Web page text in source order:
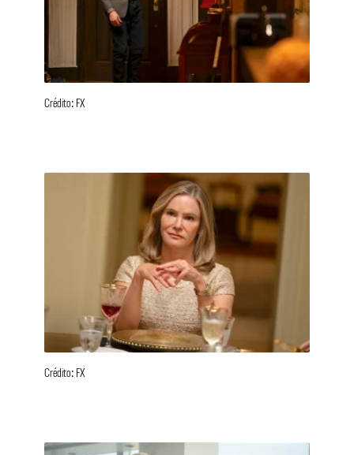
Crédito: FX
Crédito: FX